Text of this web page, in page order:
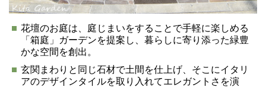
花壇のお庭は、庭じまいをすることで手軽に楽しめる
「箱庭」ガーデンを提案し、暮らしに寄り添った緑豊
かな空間を創出。
玄関まわりと同じ石材で土間を仕上げ、そこにイタリ
アのデザインタイルを取り入れてエレガントさを演